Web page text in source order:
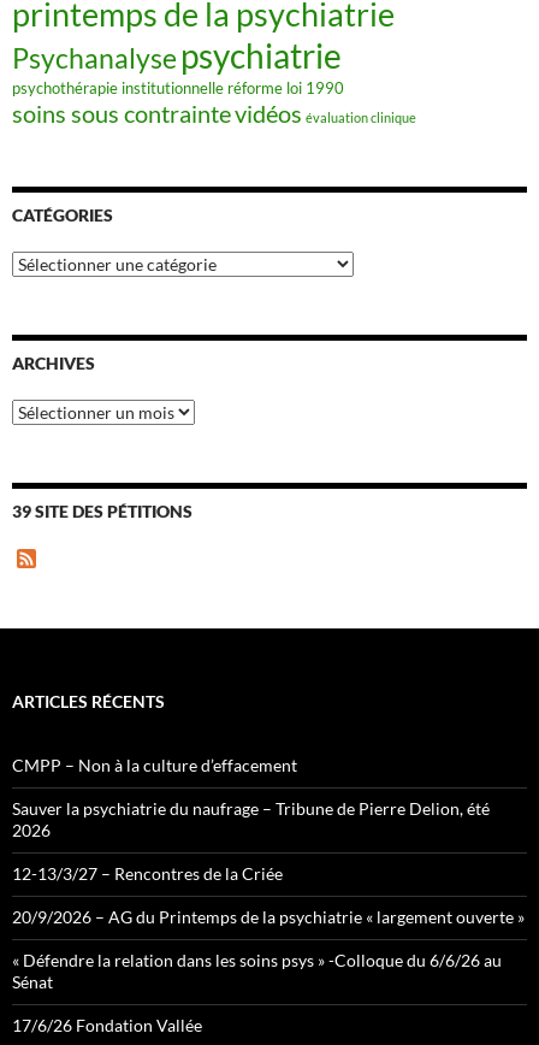
printemps de la psychiatrie
Psychanalyse psychiatrie
psychothérapie institutionnelle réforme loi 1990
soins sous contraintevidéos évaluation clinique
CATÉGORIES
Catégories
ARCHIVES
Archives
39 SITE DES PÉTITIONS
ARTICLES RÉCENTS
CMPP – Non à la culture d’effacement
Sauver la psychiatrie du naufrage – Tribune de Pierre Delion, été
2026
12-13/3/27 – Rencontres de la Criée
20/9/2026 – AG du Printemps de la psychiatrie « largement ouverte »
« Défendre la relation dans les soins psys » -Colloque du 6/6/26 au
Sénat
17/6/26 Fondation Vallée